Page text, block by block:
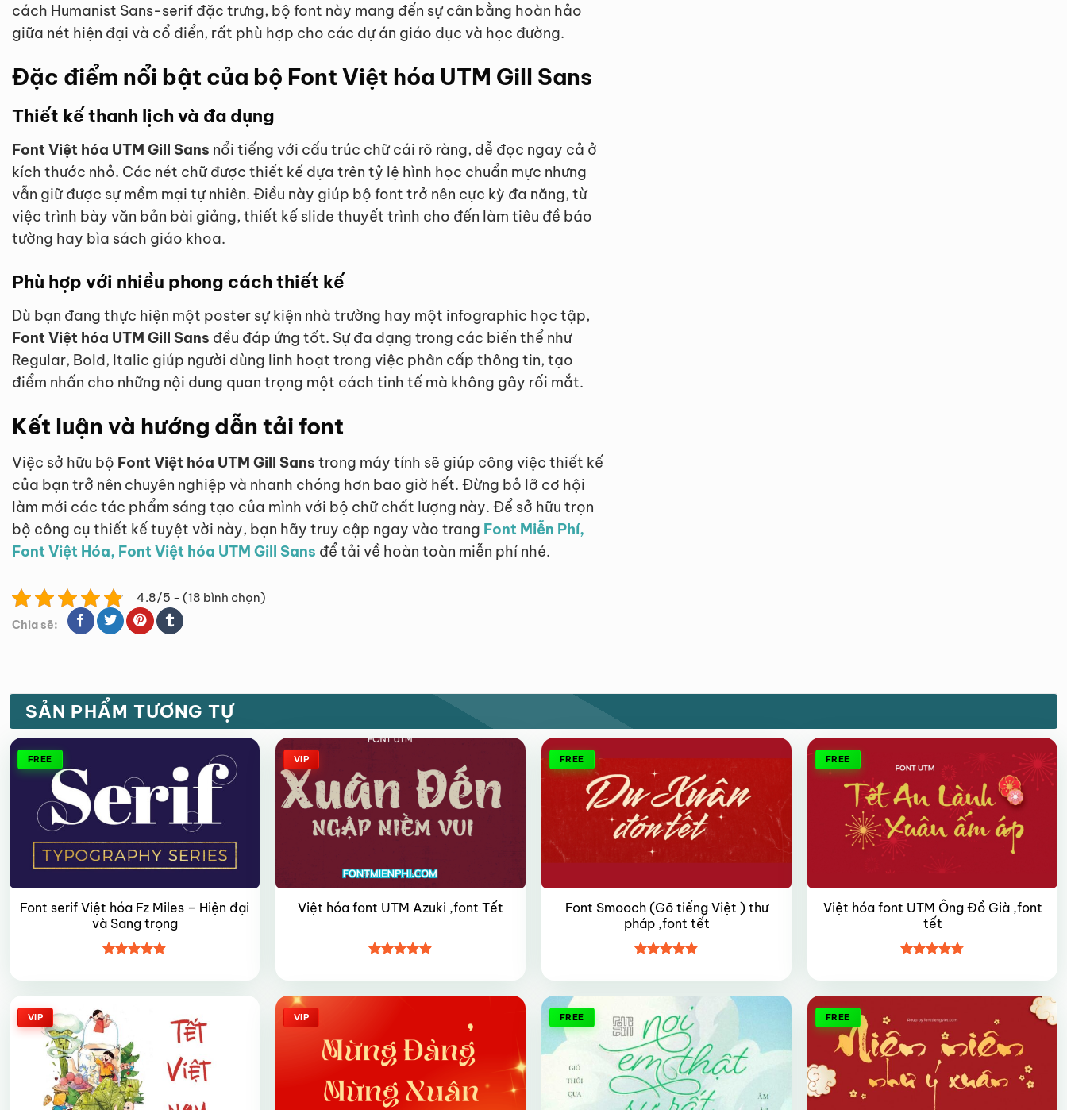
cách Humanist Sans-serif đặc trưng, bộ font này mang đến sự cân bằng hoàn hảo
giữa nét hiện đại và cổ điển, rất phù hợp cho các dự án giáo dục và học đường.
Đặc điểm nổi bật của bộ Font Việt hóa UTM Gill Sans
Thiết kế thanh lịch và đa dụng
Font Việt hóa UTM Gill Sans nổi tiếng với cấu trúc chữ cái rõ ràng, dễ đọc ngay cả ở
kích thước nhỏ. Các nét chữ được thiết kế dựa trên tỷ lệ hình học chuẩn mực nhưng
vẫn giữ được sự mềm mại tự nhiên. Điều này giúp bộ font trở nên cực kỳ đa năng, từ
việc trình bày văn bản bài giảng, thiết kế slide thuyết trình cho đến làm tiêu đề báo
tường hay bìa sách giáo khoa.
Phù hợp với nhiều phong cách thiết kế
Dù bạn đang thực hiện một poster sự kiện nhà trường hay một infographic học tập,
Font Việt hóa UTM Gill Sans đều đáp ứng tốt. Sự đa dạng trong các biến thể như
Regular, Bold, Italic giúp người dùng linh hoạt trong việc phân cấp thông tin, tạo
điểm nhấn cho những nội dung quan trọng một cách tinh tế mà không gây rối mắt.
Kết luận và hướng dẫn tải font
Việc sở hữu bộ Font Việt hóa UTM Gill Sans trong máy tính sẽ giúp công việc thiết kế
của bạn trở nên chuyên nghiệp và nhanh chóng hơn bao giờ hết. Đừng bỏ lỡ cơ hội
làm mới các tác phẩm sáng tạo của mình với bộ chữ chất lượng này. Để sở hữu trọn
bộ công cụ thiết kế tuyệt vời này, bạn hãy truy cập ngay vào trang Font Miễn Phí,
Font Việt Hóa, Font Việt hóa UTM Gill Sans để tải về hoàn toàn miễn phí nhé.
4.8/5 - (18 bình chọn)
Chia sẽ:
SẢN PHẨM TƯƠNG TỰ
FREE
Font serif Việt hóa Fz Miles – Hiện đại
và Sang trọng
hạng4.95
VIP
Việt hóa font UTM Azuki ,font Tết
hạng4.95
FREE
Font Smooch (Gõ tiếng Việt ) thư
pháp ,font tết
hạng4.85
FREE
Việt hóa font UTM Ông Đồ Già ,font
tết
hạng4.75
VIP VIP FREE FREE